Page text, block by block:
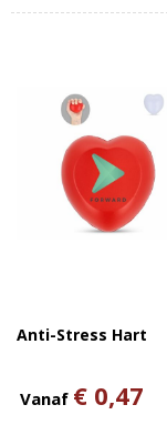
Anti-Stress Hart
Vanaf € 0,47